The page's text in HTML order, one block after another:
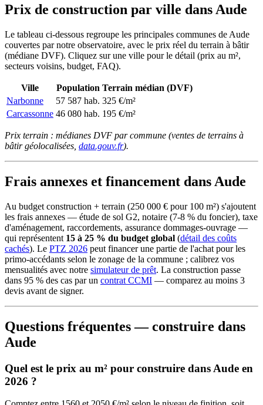
Prix de construction par ville dans Aude
Le tableau ci-dessous regroupe les principales communes de Aude
couvertes par notre observatoire, avec le prix réel du terrain à bâtir
(médiane DVF). Cliquez sur une ville pour le détail (prix au m²,
secteurs voisins, budget, FAQ).
Ville Population Terrain médian (DVF)
Narbonne
57 587 hab. 325 €/m²
Carcassonne 46 080 hab. 195 €/m²
Prix terrain : médianes DVF par commune (ventes de terrains à
bâtir géolocalisées, data.gouv.fr).
Frais annexes et financement dans Aude
Au budget construction + terrain (250 000 € pour 100 m²) s'ajoutent
les frais annexes — étude de sol G2, notaire (7-8 % du foncier), taxe
d'aménagement, raccordements, assurance dommages-ouvrage —
qui représentent 15 à 25 % du budget global (détail des coûts
cachés). Le PTZ 2026 peut financer une partie de l'achat pour les
primo-accédants selon le zonage de la commune ; calibrez vos
mensualités avec notre simulateur de prêt. La construction passe
dans 95 % des cas par un contrat CCMI — comparez au moins 3
devis avant de signer.
Questions fréquentes — construire dans
Aude
Quel est le prix au m² pour construire dans Aude en
2026 ?